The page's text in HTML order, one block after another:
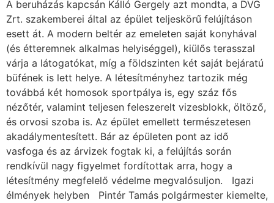
A beruházás kapcsán Kálló Gergely azt mondta, a DVG
Zrt. szakemberei által az épület teljeskörű felújításon
esett át. A modern beltér az emeleten saját konyhával
(és étteremnek alkalmas helyiséggel), kiülős terasszal
várja a látogatókat, míg a földszinten két saját bejáratú
büfének is lett helye. A létesítményhez tartozik még
továbbá két homosok sportpálya is, egy száz fős
nézőtér, valamint teljesen feleszerelt vizesblokk, öltöző,
és orvosi szoba is. Az épület emellett természetesen
akadálymentesített. Bár az épületen pont az idő
vasfoga és az árvizek fogtak ki, a felújítás során
rendkívül nagy figyelmet fordítottak arra, hogy a
létesítmény megfelelő védelme megvalósuljon. Igazi
élmények helyben Pintér Tamás polgármester kiemelte,